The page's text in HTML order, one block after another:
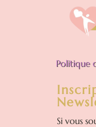
Politique
Si vous